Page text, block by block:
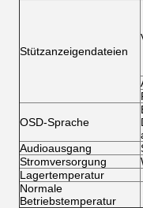
Stützanzeigendateien
OSD-Sprache
Audioausgang
Stromversorgung
Lagertemperatur
Normale
Betriebstemperatur